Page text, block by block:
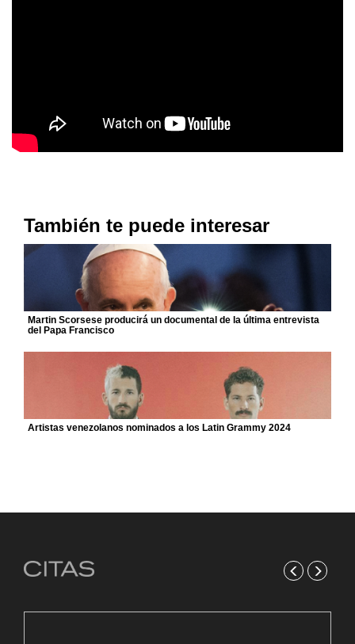
También te puede interesar
Martin Scorsese producirá un documental de la última entrevista
del Papa Francisco
Artistas venezolanos nominados a los Latin Grammy 2024